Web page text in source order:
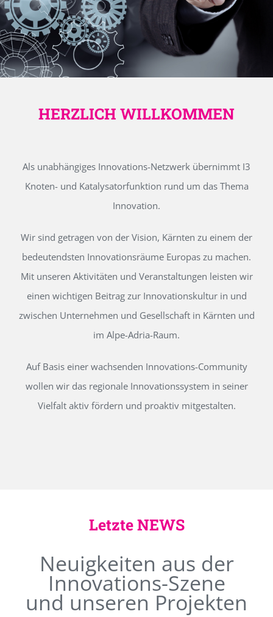
HERZLICH WILLKOMMEN
Als unabhängiges Innovations-Netzwerk übernimmt I3
Knoten- und Katalysatorfunktion rund um das Thema
Innovation.
Wir sind getragen von der Vision, Kärnten zu einem der
bedeutendsten Innovationsräume Europas zu machen.
Mit unseren Aktivitäten und Veranstaltungen leisten wir
einen wichtigen Beitrag zur Innovationskultur in und
zwischen Unternehmen und Gesellschaft in Kärnten und
im Alpe-Adria-Raum.
Auf Basis einer wachsenden Innovations-Community
wollen wir das regionale Innovationssystem in seiner
Vielfalt aktiv fördern und proaktiv mitgestalten.
Letzte NEWS
Neuigkeiten aus der
Innovations-Szene
und unseren Projekten